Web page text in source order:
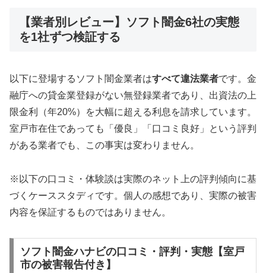
【業者別レビュー】ソフト闇金6社の実態
を1社ずつ検証する
以下に登場するソフト闇金業者はすべて違法業者です。金
融庁への貸金業登録がない無登録業者であり、出資法の上
限金利（年20%）を大幅に超える利息を請求しています。
室戸市在住であっても「優良」「口コミ良好」という評判
がある業者でも、この事実は変わりません。
※以下の口コミ・体験談は実際のネット上の評判傾向に基
づくケーススタディです。個人の感想であり、実際の被害
内容を保証するものではありません。
ソフト闇金ハナビの口コミ・評判・実態【室戸
市の被害報告付き】